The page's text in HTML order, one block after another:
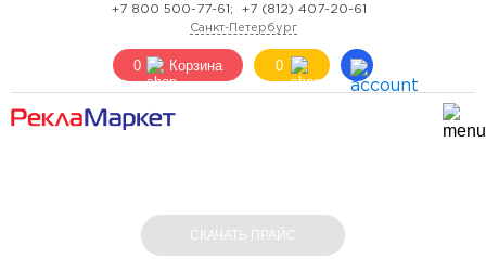
+7 800 500-77-61; +7 (812) 407-20-61
Санкт-Петербург
0 Корзина 0
СКАЧАТЬ ПРАЙС